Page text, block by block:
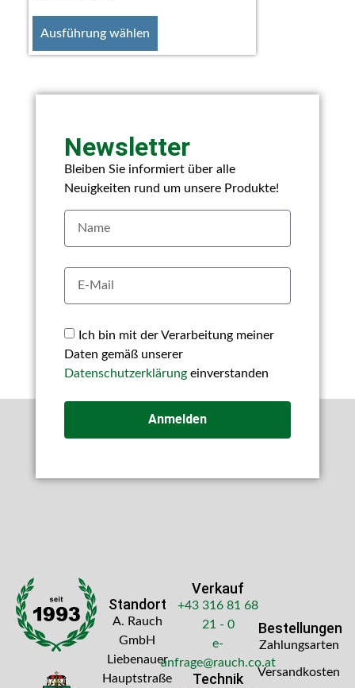
Ausführung wählen
Newsletter
Bleiben Sie informiert über alle
Neuigkeiten rund um unsere Produkte!
Ich bin mit der Verarbeitung meiner
Daten gemäß unserer
Datenschutzerklärungeinverstanden
Anmelden
Standort
A. Rauch
GmbH
Liebenauer
Hauptstraße
Verkauf
+43 316 81 68
21 - 0
e-
anfrage@rauch.co.at
Technik
Bestellungen
Zahlungsarten
Versandkosten